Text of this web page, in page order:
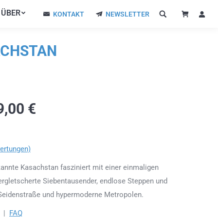
ÜBER KONTAKT NEWSLETTER
€
Kasachstan fasziniert mit einer einmaligen
Siebentausender, endlose Steppen und
und hypermoderne Metropolen.
| FAQ
ÜBER KONTAKT NEWSLETTER